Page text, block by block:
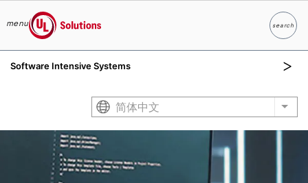
menu
UL Solutions
searchSearch
Software Intensive Systems
简体中文 List